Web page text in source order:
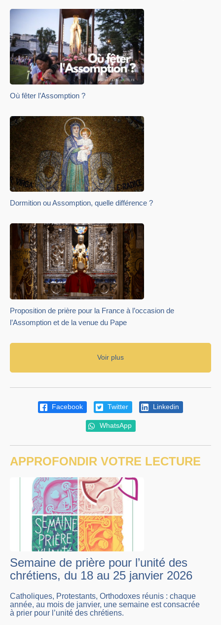
Où fêter l’Assomption ?
Dormition ou Assomption, quelle différence ?
Proposition de prière pour la France à l’occasion de
l’Assomption et de la venue du Pape
Voir plus
Facebook Twitter Linkedin
WhatsApp
APPROFONDIR VOTRE LECTURE
Semaine de prière pour l’unité des
chrétiens, du 18 au 25 janvier 2026
Catholiques, Protestants, Orthodoxes réunis : chaque
année, au mois de janvier, une semaine est consacrée
à prier pour l’unité des chrétiens.